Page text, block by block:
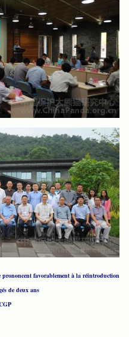
prononcent favorablement à la réintroduction
de deux ans